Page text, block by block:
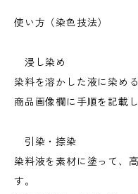
使い方（染色技法）
浸し染め
染料を溶かした液に染め
商品画像欄に手順を記載
引染・捺染
染料液を素材に塗って、
す。